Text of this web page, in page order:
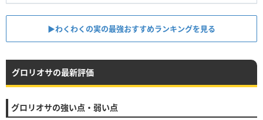
▶︎わくわくの実の最強おすすめランキングを見る
グロリオサの最新評価
グロリオサの強い点・弱い点